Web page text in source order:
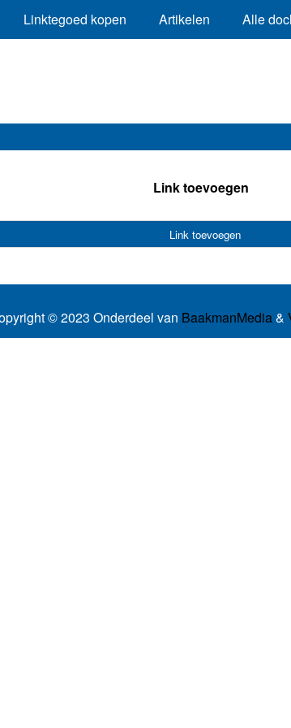
Linktegoed kopen Artikelen Alle
Link toevoegen
Link toevoegen
© 2023 Onderdeel van BaakmanMedia&